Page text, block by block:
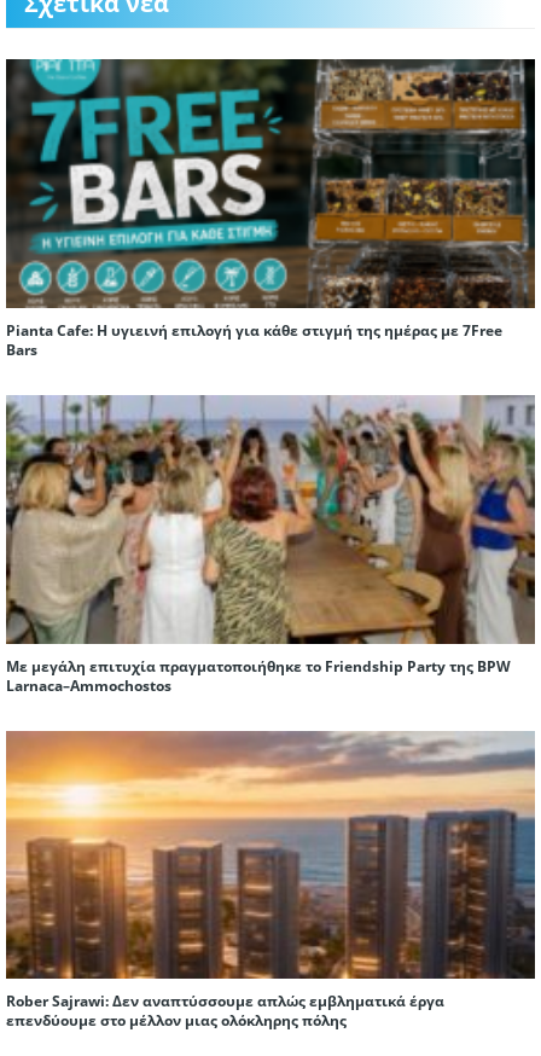
Pianta Cafe: Η υγιεινή επιλογή για κάθε στιγμή της ημέρας με 7Free
Bars
Με μεγάλη επιτυχία πραγματοποιήθηκε το Friendship Party της BPW
Larnaca–Ammochostos
Rober Sajrawi: Δεν αναπτύσσουμε απλώς εμβληματικά έργα
επενδύουμε στο μέλλον μιας ολόκληρης πόλης